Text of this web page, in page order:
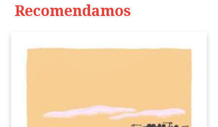
Recomendamos